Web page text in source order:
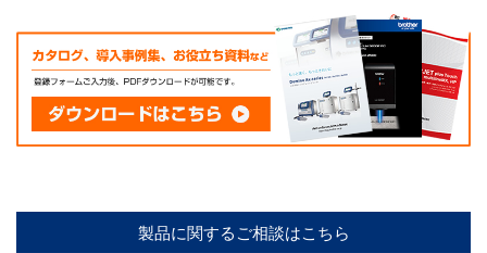
製品に関するご相談はこちら